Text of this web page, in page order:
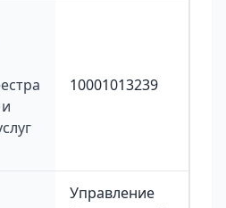
10001013239
Управление